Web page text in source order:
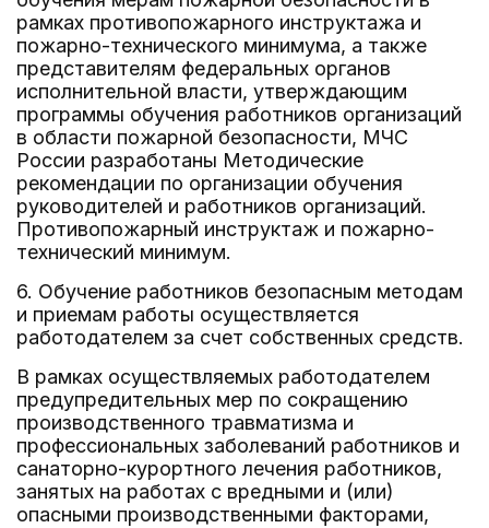
рамках противопожарного инструктажа и
пожарно-технического минимума, а также
представителям федеральных органов
исполнительной власти, утверждающим
программы обучения работников организаций
в области пожарной безопасности, МЧС
России разработаны Методические
рекомендации по организации обучения
руководителей и работников организаций.
Противопожарный инструктаж и пожарно-
технический минимум.
6. Обучение работников безопасным методам
и приемам работы осуществляется
работодателем за счет собственных средств.
В рамках осуществляемых работодателем
предупредительных мер по сокращению
производственного травматизма и
профессиональных заболеваний работников и
санаторно-курортного лечения работников,
занятых на работах с вредными и (или)
опасными производственными факторами,